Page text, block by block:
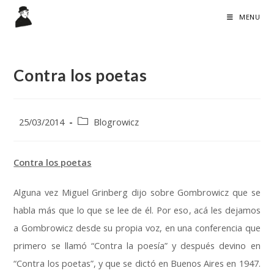
MENU
Contra los poetas
Post
25/03/2014
PostBlogrowicz
Contra los poetas
Alguna vez Miguel Grinberg dijo sobre Gombrowicz que se
habla más que lo que se lee de él. Por eso,acá les dejamos
a Gombrowicz desde su propia voz, en una conferencia que
primero se llamó “Contra la poesía” y después devino en
“Contra los poetas”,y que se dictó en Buenos Aires en 1947.